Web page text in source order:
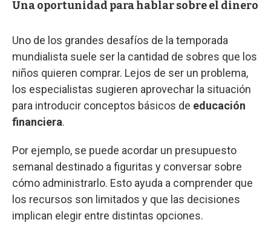
Una oportunidad para hablar sobre el dinero
Uno de los grandes desafíos de la temporada
mundialista suele ser la cantidad de sobres que los
niños quieren comprar. Lejos de ser un problema,
los especialistas sugieren aprovechar la situación
para introducir conceptos básicos de educación
financiera.
Por ejemplo, se puede acordar un presupuesto
semanal destinado a figuritas y conversar sobre
cómo administrarlo. Esto ayuda a comprender que
los recursos son limitados y que las decisiones
implican elegir entre distintas opciones.